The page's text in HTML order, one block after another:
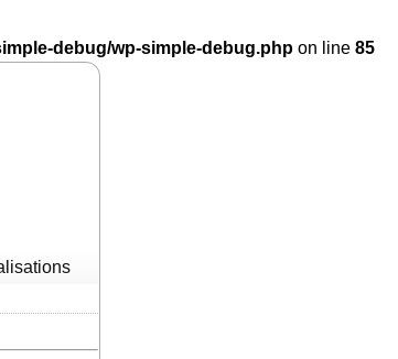
debug/wp-simple-debug.php on line 85